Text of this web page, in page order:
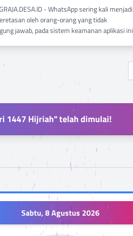
- WhatsApp sering kali menjadi
oleh orang-orang yang tidak
jawab, pada sistem keamanan aplikasi ini
1447 Hijriah" telah dimulai!
Sabtu, 8 Agustus 2026